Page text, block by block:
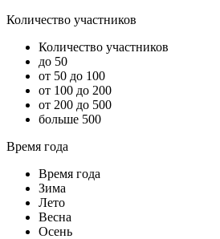
Количество участников
Количество участников
до 50
от 50 до 100
от 100 до 200
от 200 до 500
больше 500
Время года
Время года
Зима
Лето
Весна
Осень